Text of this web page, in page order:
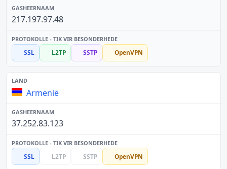
217.197.97.48
SSL L2TP SSTP OpenVPN
Armenië
37.252.83.123
SSL L2TP SSTP OpenVPN